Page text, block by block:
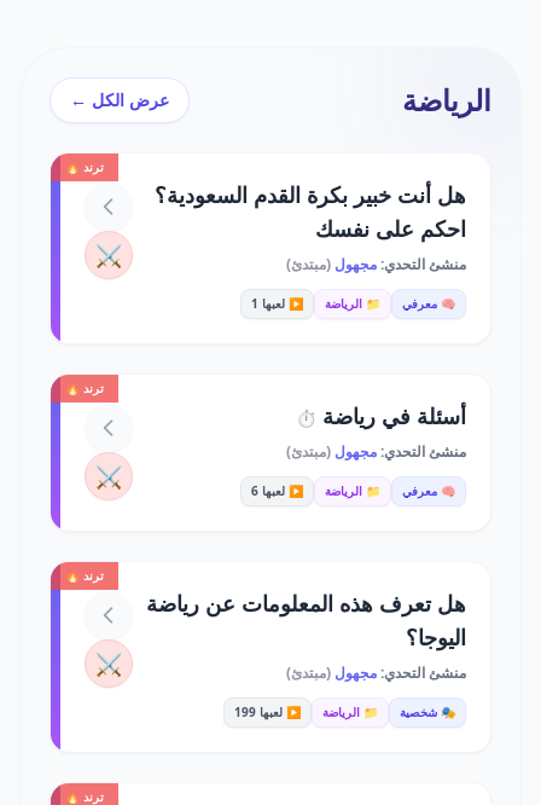
الرياضة عرض الكل ←
ترند 🔥
هل أنت خبير بكرة القدم السعودية؟
احكم على نفسك
منشئ التحدي:مجهول (مبتدئ)
🧠 معرفي 📁 الرياضة ▶️ لعبها 1
⚔️
ترند 🔥
أسئلة في رياضة ⏱️
منشئ التحدي:مجهول (مبتدئ)
🧠 معرفي 📁 الرياضة ▶️ لعبها 6 ⚔️
ترند 🔥
هل تعرف هذه المعلومات عن رياضة
اليوجا؟
منشئ التحدي:مجهول (مبتدئ)
🎭 شخصية 📁 الرياضة ▶️ لعبها 199
⚔️
ترند 🔥